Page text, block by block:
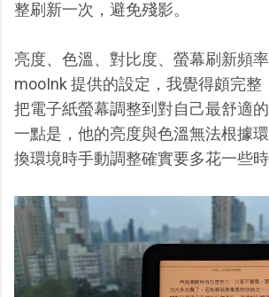
整刷新一次，避免殘影。
亮度、色溫、對比度、螢幕刷新頻
mooInk 提供的設定，我覺得頗完整
把電子紙螢幕調整到對自己最舒適
一點是，他的亮度與色溫無法根據
換環境時手動調整確實要多花一些時